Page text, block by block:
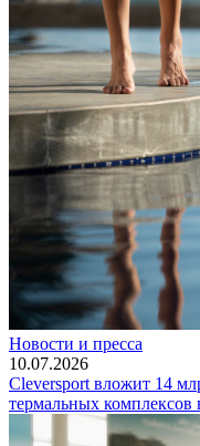
Новости и пресса
10.07.2026
Cleversport вложит 14
термальных комплексов